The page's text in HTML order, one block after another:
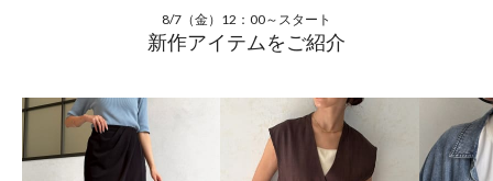
8/7（金）12：00～スタート
新作アイテムをご紹介